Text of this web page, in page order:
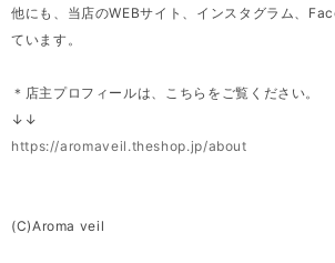
他にも、当店のWEBサイト、インスタグラム、
ています。
＊店主プロフィールは、こちらをご覧ください。
↓↓
https://aromaveil.theshop.jp/about
(C)Aroma veil